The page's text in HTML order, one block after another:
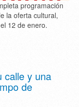
programación
la oferta cultural,
12 de enero.
calle y una
de